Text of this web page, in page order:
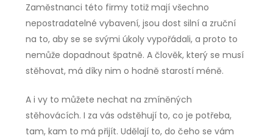
Zaměstnanci této firmy totiž mají všechno
nepostradatelné vybavení, jsou dost silní a zruční
na to, aby se se svými úkoly vypořádali, a proto to
nemůže dopadnout špatně. A člověk, který se musí
stěhovat, má díky nim o hodně starostí méně.
A i vy to můžete nechat na zmíněných
stěhovácích. I za vás odstěhují to, co je potřeba,
tam, kam to má přijít. Udělají to, do čeho se vám